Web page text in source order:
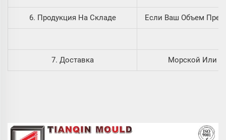
6. Продукция На Складе Если Ваш Объем
7. Доставка Морской Или